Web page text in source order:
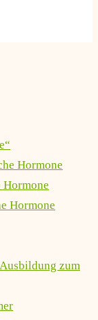
Hormone
Hormone
zum